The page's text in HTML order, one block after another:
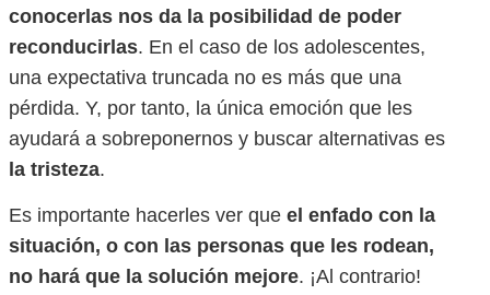
conocerlas nos da la posibilidad de poder
reconducirlas. En el caso de los adolescentes,
una expectativa truncada no es más que una
pérdida. Y, por tanto, la única emoción que les
ayudará a sobreponernos y buscar alternativas es
la tristeza.
Es importante hacerles ver que el enfado con la
situación, o con las personas que les rodean,
no hará que la solución mejore. ¡Al contrario!